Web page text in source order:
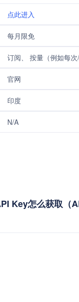
点此进入
每月限免
订阅、 按量（例如每次
官网
印度
N/A
Key怎么获取（